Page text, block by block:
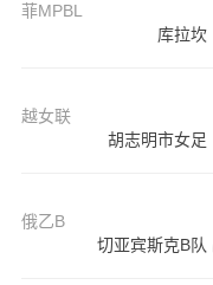
菲MPBL
库拉坎
越女联
胡志明市女足
俄乙B
切亚宾斯克B队